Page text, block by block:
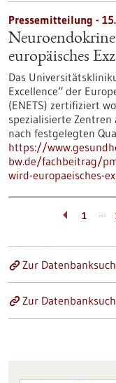
Pressemitteilung -
europäisches
Das
Excellence“ der
(ENETS) zertifiziert
spezialisierte
nach festgelegten
https://
bw.de/fachbeitrag/
wird-europaeisches-
1 …
Zur
Zur